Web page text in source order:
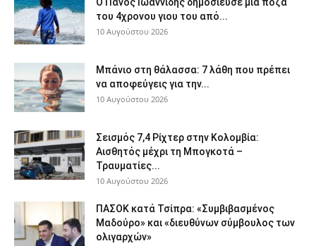
Ο Πάνος Ιωαννίδης δημοσίευσε μία πόζα
του 4χρονου γιου του από...
10 Αυγούστου 2026
Μπάνιο στη θάλασσα: 7 λάθη που πρέπει
να αποφεύγεις για την...
10 Αυγούστου 2026
Σεισμός 7,4 Ρίχτερ στην Κολομβία:
Αισθητός μέχρι τη Μπογκοτά –
Τραυματίες...
10 Αυγούστου 2026
ΠΑΣΟΚ κατά Τσίπρα: «Συμβιβασμένος
Μαδούρο» και «διευθύνων σύμβουλος των
ολιγαρχών»